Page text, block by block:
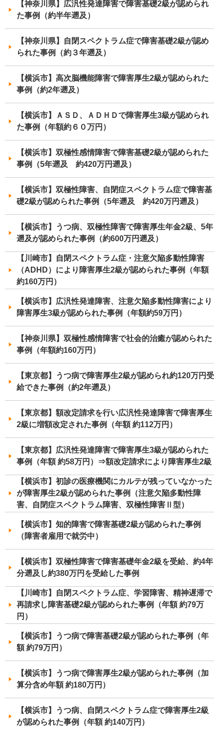
【神奈川県】広汎性発達障害で障害基礎2級が認められ
た事例（約半年遡及）
【神奈川県】自閉スペクトラム症で障害基礎2級が認め
られた事例（約３年遡及）
【横浜市】高次脳機能障害で障害厚生2級が認められた
事例（約2年遡及）
【横浜市】ＡＳＤ、ＡＤＨＤで障害厚生3級が認められ
た事例（年額約６０万円）
【横浜市】双極性感情障害で障害基礎2級が認められた
事例（5年遡及 約420万円遡及）
【横浜市】双極性障害、自閉症スペクトラム症で障害基
礎2級が認められた事例（5年遡及 約420万円遡及）
【横浜市】うつ病、双極性障害で障害厚生年金2級、5年
遡及が認められた事例（約600万円遡及）
【川崎市】自閉スペクトラム症・注意欠陥多動性障害
（ADHD）により障害厚生2級が認められた事例（年額
約160万円）
【横浜市】広汎性発達障害、注意欠陥多動性障害により
障害厚生3級が認められた事例（年額約59万円）
【神奈川県】双極性感情障害で社会的治癒が認められた
事例（年額約160万円）
【東京都】うつ病で障害厚生2級が認められ約120万円受
給できた事例（約2年遡及）
【東京都】額改定請求を行い広汎性発達障害で障害厚生
2級に増額改定された事例（年額 約112万円）
【東京都】広汎性発達障害で障害厚生3級が認められた
事例（年額 約58万円）⇒額改定請求により障害厚生2級
【横浜市】初診の医療機関にカルテが残っていなかった
が障害厚生2級が認められた事例（注意欠陥多動性障
害、自閉症スペクトラム障害、双極性障害Ⅱ型）
【横浜市】知的障害で障害基礎2級が認められた事例
（障害者雇用で就労中）
【横浜市】双極性障害で障害基礎年金2級を受給、約4年
分遡及し約380万円を受給した事例
【川崎市】自閉スペクトラム症、学習障害、精神遅滞で
再請求し障害基礎2級が認められた事例（年額 約79万
円）
【横浜市】うつ病で障害基礎2級が認められた事例（年
額 約79万円）
【横浜市】うつ病で障害厚生2級が認められた事例（加
算分含め年額 約180万円）
【横浜市】うつ病、自閉スペクトラム症で障害厚生2級
が認められた事例（年額 約140万円）